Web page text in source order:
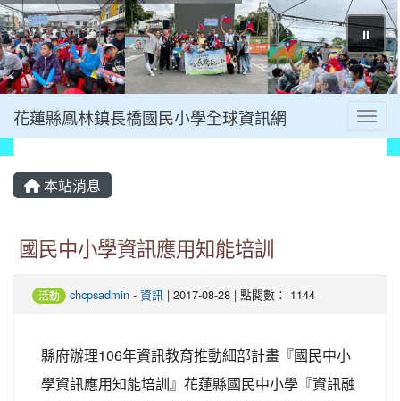
⏸
花蓮縣鳳林鎮長橋國民小學全球資訊網
本站消息
國民中小學資訊應用知能培訓
活動 chcpsadmin - 資訊 | 2017-08-28 | 點閱數： 1144
縣府辦理106年資訊教育推動細部計畫『國民中小
學資訊應用知能培訓』花蓮縣國民中小學『資訊融